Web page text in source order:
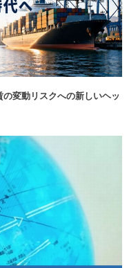
変動リスクへの新しいヘッ